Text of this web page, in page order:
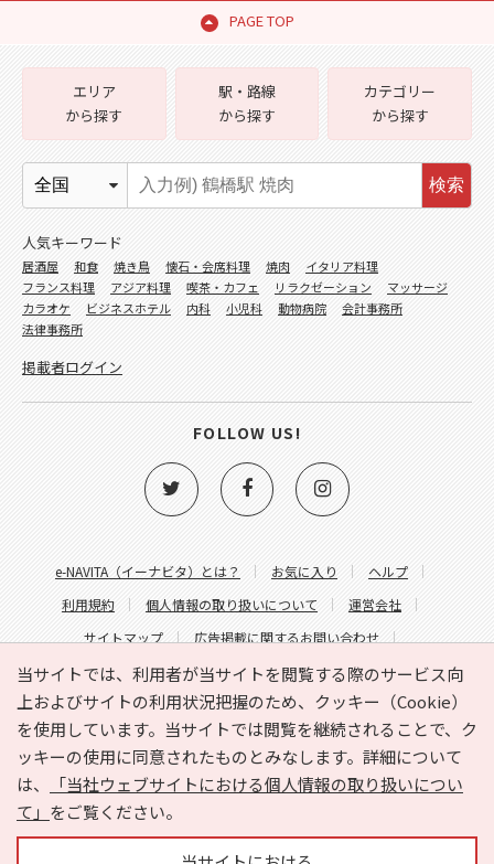
PAGE TOP
当サイトでは、利用者が当サイトを閲覧する際のサービス向
上およびサイトの利用状況把握のため、クッキー（Cookie）
を使用しています。当サイトでは閲覧を継続されることで、ク
ッキーの使用に同意されたものとみなします。詳細について
は、
「当社ウェブサイトにおける個人情報の取り扱いについ
て」 をご覧ください。
e-NAVITA（イーナビタ）とは？ お気に入り
ヘルプ
利用規約
個人情報の取り扱いについて
運営会社
サイトマップ
広告掲載に関するお問い合わせ
サイトの内容に関するお問い合わせ
エリア
から探す
駅・路線
から探す
カテゴリー
から探す
検索
人気キーワード
居酒屋 和食 焼き鳥 懐石・会席料理 焼肉
イタリア料理
フランス料理
アジア料理 喫茶・カフェ リラクゼーション
マッサージ
カラオケ
ビジネスホテル 内科 小児科 動物病院
会計事務所
法律事務所
掲載者ログイン
FOLLOW US!
Copyright © HYOJITO.Co.,Ltd. All Rights Reserved.